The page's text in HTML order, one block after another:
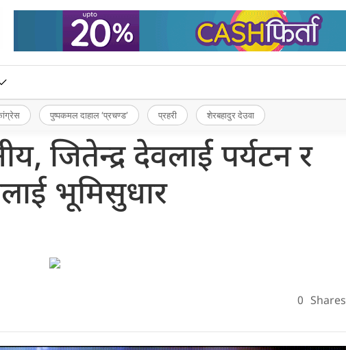
पुष्पकमल दाहाल ‘प्रचण्ड’ प्रहरी शेरबहादुर देउवा
जितेन्द्र देवलार्ई पर्यटन र
भूमिसुधार
0 Shares